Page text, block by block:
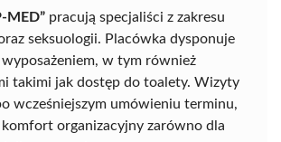
MED” pracują specjaliści z zakresu
seksuologii. Placówka dysponuje
w tym również
takimi jak dostęp do toalety. Wizyty
wcześniejszym umówieniu terminu,
organizacyjny zarówno dla